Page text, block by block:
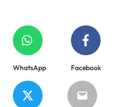
WhatsApp Facebook